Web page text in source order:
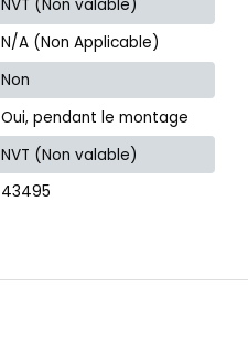
NVT (Non valable)
N/A (Non Applicable)
Non
Oui, pendant le montage
NVT (Non valable)
43495